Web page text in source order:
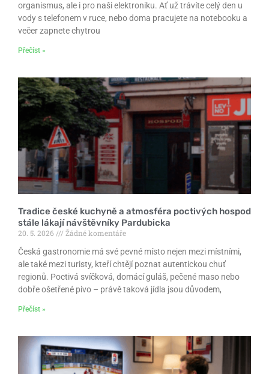
organismus, ale i pro naši elektroniku. Ať už trávíte celý den u
vody s telefonem v ruce, nebo doma pracujete na notebooku a
večer zapnete chytrou
Přečíst »
Tradice české kuchyně a atmosféra poctivých hospod
stále lákají návštěvníky Pardubicka
20. 5. 2026
Žádné komentáře
Česká gastronomie má své pevné místo nejen mezi místními,
ale také mezi turisty, kteří chtějí poznat autentickou chuť
regionů. Poctivá svíčková, domácí guláš, pečené maso nebo
dobře ošetřené pivo – právě taková jídla jsou důvodem,
Přečíst »